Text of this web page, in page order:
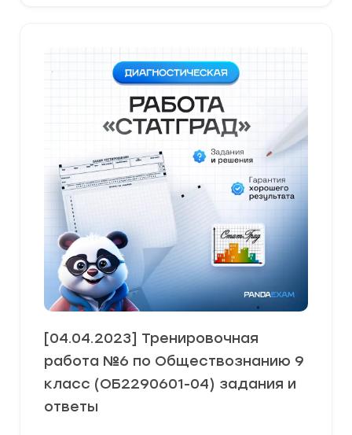
[04.04.2023] Тренировочная
работа №6 по Обществознанию 9
класс (ОБ2290601-04) задания и
ответы